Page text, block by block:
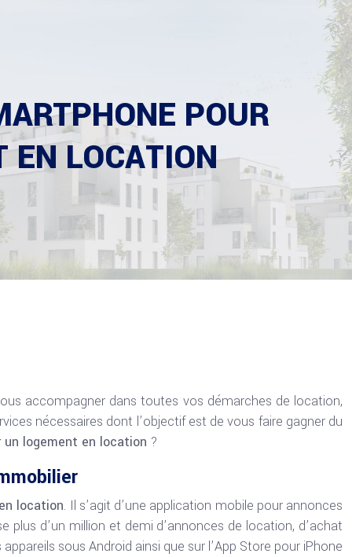
POUR
EN LOCATION
accompagner dans toutes vos démarches de location,
nécessaires dont l’objectif est de vous faire gagner du
logement en location ?
location. Il s’agit d’une application mobile pour annonces
d’un million et demi d’annonces de location, d’achat
sous Android ainsi que sur l’App Store pour iPhone